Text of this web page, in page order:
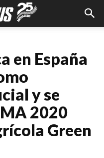
en España
y se
2020
Green